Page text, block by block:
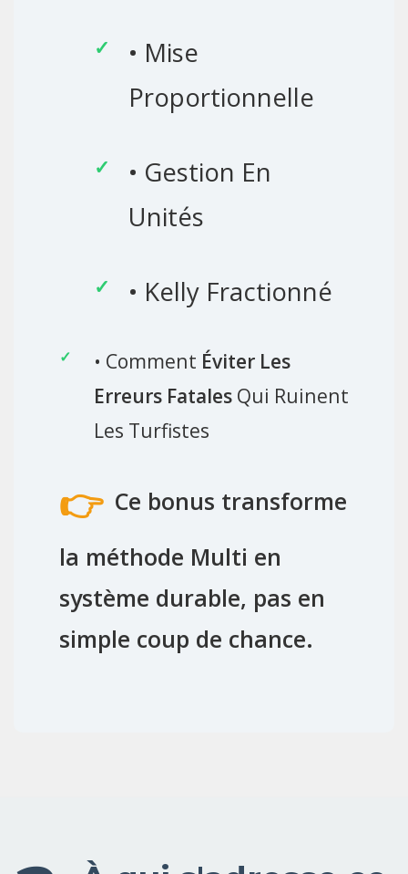
• Mise
Proportionnelle
• Gestion En
Unités
• Kelly Fractionné
• Comment Éviter Les
Erreurs Fatales Qui Ruinent
Les Turfistes
👉 Ce bonus transforme
la méthode Multi en
système durable, pas en
simple coup de chance.